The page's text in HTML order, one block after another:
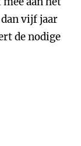
vijf jaar
de nodige